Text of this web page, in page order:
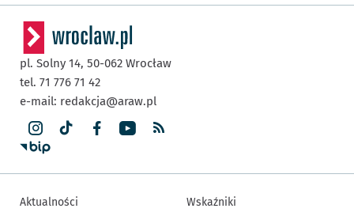
pl. Solny 14, 50-062 Wrocław
tel. 71 776 71 42
e-mail: redakcja@araw.pl
Aktualności Wskaźniki